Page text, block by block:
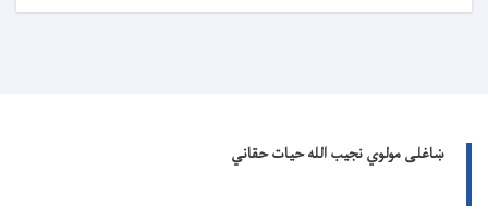
ښاغلی مولوي نجیب الله حیات حقاني